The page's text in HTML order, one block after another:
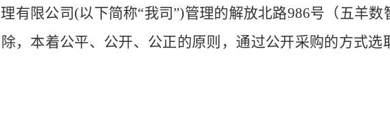
有限公司 (以下简称“我司”)管理的解放北路986号（五羊数
，本着公平、公开、公正的原则，通过公开采购的方式选